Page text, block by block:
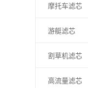
摩托车滤芯
游艇滤芯
割草机滤芯
高流量滤芯